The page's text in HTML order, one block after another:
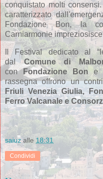
conquistato molti
caratterizzato
Fondazione Bon, la
Carniarmonie
Il Festival dedicato al
dalComune di
con
Fondazione Bon e
rassegna offrono un
Friuli Venezia Giulia,
Ferro Valcanale e
saiuz alle 18:31
Condividi